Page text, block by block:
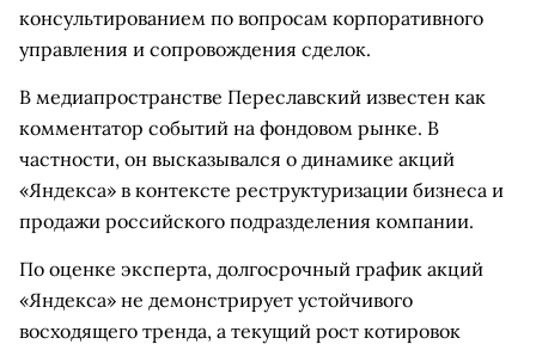
консультированием по вопросам корпоративного
управления и сопровождения сделок.
В медиапространстве Переславский известен как
комментатор событий на фондовом рынке. В
частности, он высказывался о динамике акций
«Яндекса» в контексте реструктуризации бизнеса и
продажи российского подразделения компании.
По оценке эксперта, долгосрочный график акций
«Яндекса» не демонстрирует устойчивого
восходящего тренда, а текущий рост котировок